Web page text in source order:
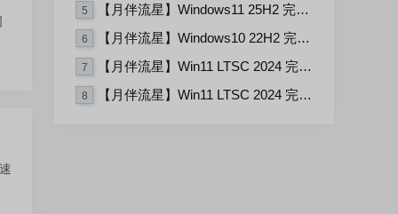
5 【月伴流星】Windows11 25H2 完整+适量精简多合一安装版2026.08
6 【月伴流星】Windows10 22H2 完整+适量精简多合一安装版2026.08
7 【月伴流星】Win11 LTSC 2024 完整+适量精简多合一安装版2026.08
8 【月伴流星】Win11 LTSC 2024 完整+适量精简多合一安装版2026.06